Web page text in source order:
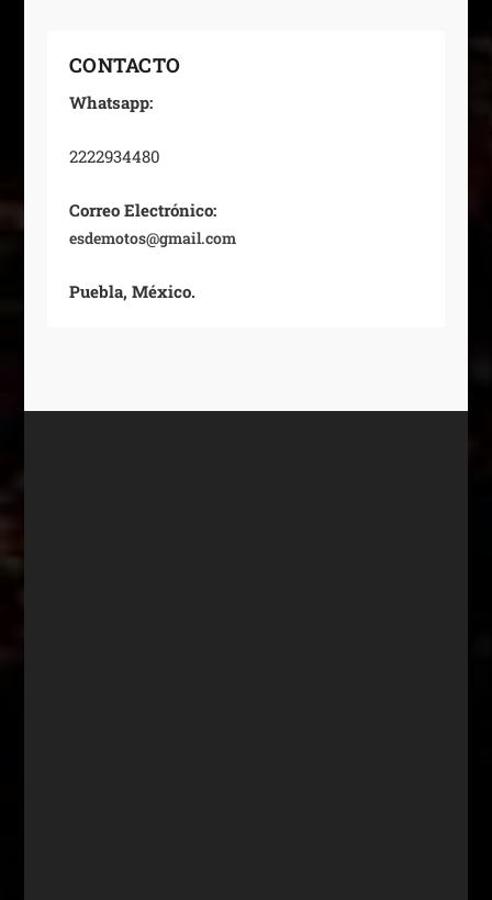
CONTACTO
Whatsapp:
2222934480
Correo Electrónico:
esdemotos@gmail.com
Puebla, México.